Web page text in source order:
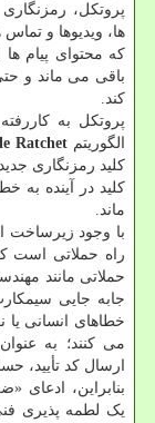
ها، ویدیوها و
که محتوای پیام
باقی می ماند و
کند.
پروتکل به
الگوریتم Ratchet
کلید رمزنگاری
کلید در آینده به
ماند.
با وجود زیرساخت
راه حملاتی است
حملاتی مانند
خطاهای انسانی
می کنند؛ به
ارسال کد تأیید،
بنابراین، ادعای
یک لطمه پذیری